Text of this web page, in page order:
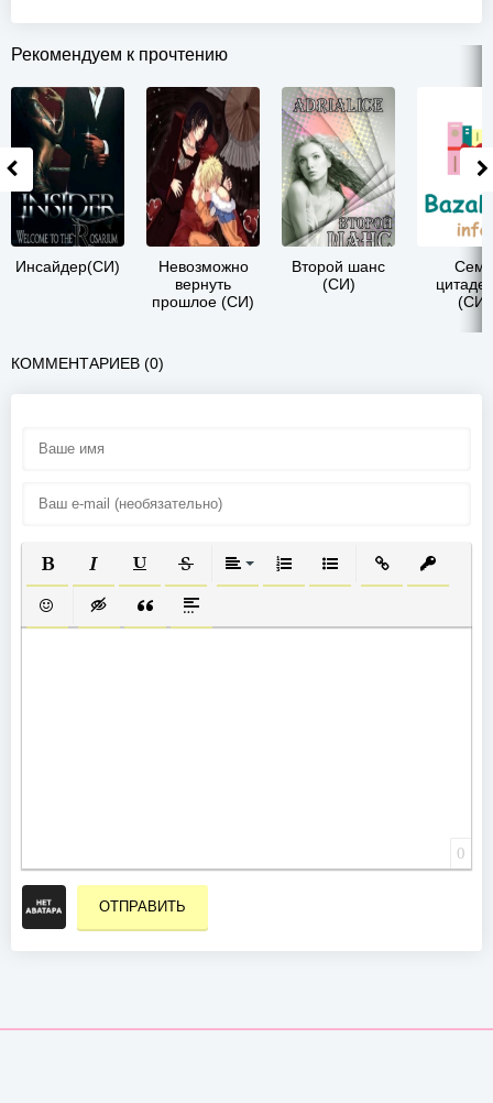
Рекомендуем к прочтению
Инсайдер(СИ)
Невозможно
вернуть
прошлое (СИ)
Второй шанс
(СИ)
Семь
(СИ)
КОММЕНТАРИЕВ (0)
ПОЛУЖИРНЫЙ
КУРСИВПОДЧЕРКНУТЫЙ
ЗАЧЕРКНУТЫЙВЫРАВНИВАНИЕ
НУМЕРОВАННЫЙ СПИСОК
МАРКИРОВАННЫЙ
ВСТАВИТЬ
ВСТАВИТЬ СМАЙЛИК
ВСТАВКА СКРЫТОГО ТЕКСТА
ВСТАВКА ЦИТАТЫ
ВСТАВКА СПОЙЛЕРА
0
ОТПРАВИТЬ